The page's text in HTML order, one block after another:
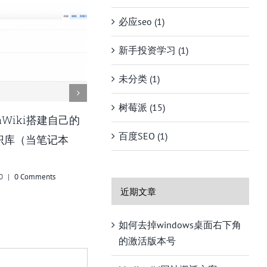
决avada主题白屏一直转
不加载
必应seo (1)
新手投资学习 (1)
未分类 (1)
树莓派 (15)
百度SEO (1)
近期文章
如何去掉windows桌面右下角
的激活版本号